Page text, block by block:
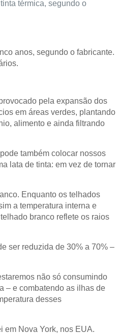
térmica, segundo o
anos, segundo o fabricante.
pela expansão dos
em áreas verdes, plantando
alimento e ainda filtrando
também colocar nossos
lata de tinta: em vez de tornar
Enquanto os telhados
a temperatura interna e
branco reflete os raios
ser reduzida de 30% a 70% –
não só consumindo
– e combatendo as ilhas de
desses
em Nova York, nos EUA.